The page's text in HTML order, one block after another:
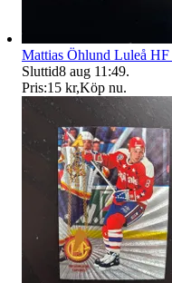
Mattias Öhlund Luleå
Sluttid8 aug 11:49.
Pris:15 kr,Köp nu.